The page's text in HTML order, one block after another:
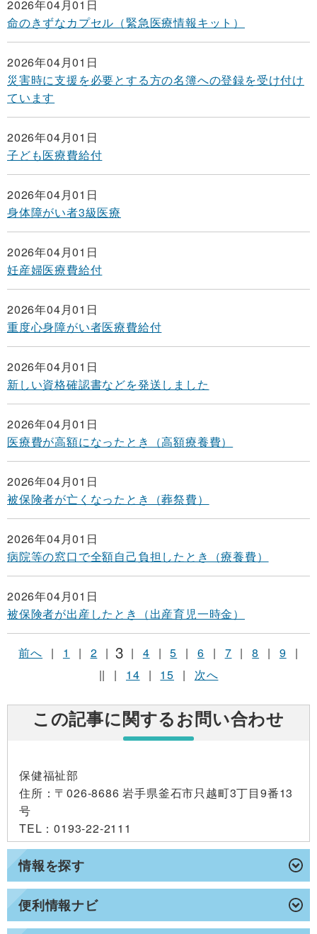
情報を探す
便利情報ナビ
2026年04月01日
命のきずなカプセル（緊急医療情報キット）
2026年04月01日
災害時に支援を必要とする方の名簿への登録を受け付け
ています
2026年04月01日
子ども医療費給付
2026年04月01日
身体障がい者3級医療
2026年04月01日
妊産婦医療費給付
2026年04月01日
重度心身障がい者医療費給付
2026年04月01日
新しい資格確認書などを発送しました
2026年04月01日
医療費が高額になったとき（高額療養費）
2026年04月01日
被保険者が亡くなったとき（葬祭費）
2026年04月01日
病院等の窓口で全額自己負担したとき（療養費）
2026年04月01日
被保険者が出産したとき（出産育児一時金）
前へ | 1 | 2 | 3 | 4 | 5 | 6 | 7 | 8 | 9
|
||
| 14 | 15 | 次へ
この記事に関するお問い合わせ
保健福祉部
住所 ：〒026-8686 岩手県釜石市只越町3丁目9番13
号
TEL ：0193-22-2111